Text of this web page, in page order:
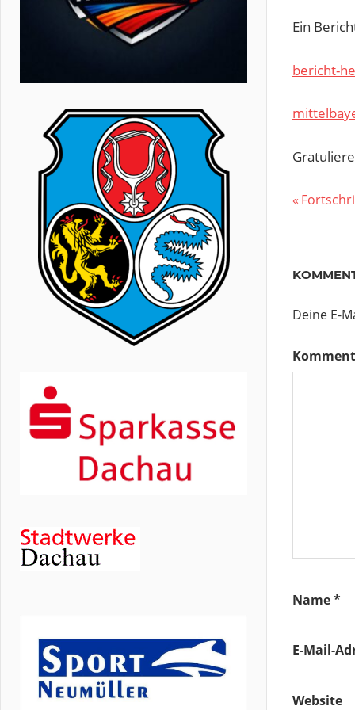
Ein
bericht-
Deine E-
Name*
E-Mail-
Website